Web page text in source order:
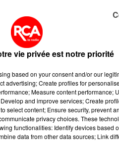
un homme
de Nantes. Son
vie privée est notre priorité
based on your consent and/or our
advertising; Create profiles for
Measure content performance;
and improve services; Create
select content; Ensure security, prevent
privacy choices. These
functionalities: Identify devices based
data from other data sources; Link